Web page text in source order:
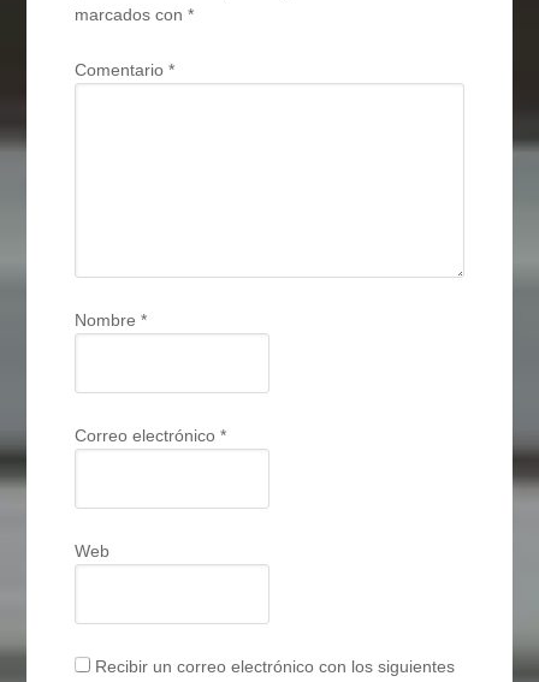
marcados con*
Comentario*
Nombre*
Correo electrónico*
Web
Recibir un correo electrónico con los siguientes